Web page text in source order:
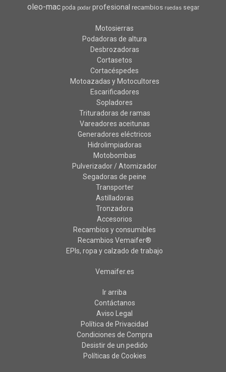
oleo-mac poda podar profesional recambios ruedas segar
Motosierras
Podadoras de altura
Desbrozadoras
Cortasetos
Cortacéspedes
Motoazadas y Motocultores
Escarificadores
Sopladores
Trituradoras de ramas
Vareadores aceitunas
Generadores eléctricos
Hidrolimpiadoras
Motobombas
Pulverizador / Atomizador
Segadoras de peine
Transporter
Astilladoras
Tronzadora
Accesorios
Recambios y consumibles
Recambios Vemaifer®
EPIs, ropa y calzado de trabajo
Vemaifer.es
Ir arriba
Contáctanos
Aviso Legal
Política de Privacidad
Condiciones de Compra
Desistir de un pedido
Políticas de Cookies